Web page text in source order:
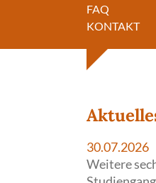
FAQ
KONTAKT
30.07.2026
Weitere